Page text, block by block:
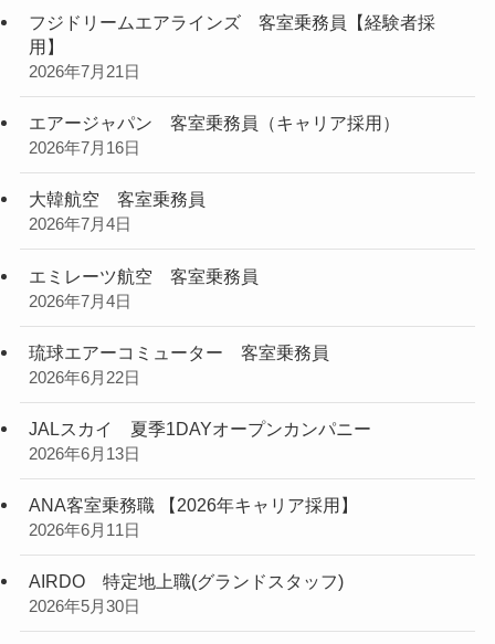
フジドリームエアラインズ 客室乗務員【経験者採
用】
2026年7月21日
エアージャパン 客室乗務員（キャリア採用）
2026年7月16日
大韓航空 客室乗務員
2026年7月4日
エミレーツ航空 客室乗務員
2026年7月4日
琉球エアーコミューター 客室乗務員
2026年6月22日
JALスカイ 夏季1DAYオープンカンパニー
2026年6月13日
ANA客室乗務職 【2026年キャリア採用】
2026年6月11日
AIRDO 特定地上職(グランドスタッフ)
2026年5月30日